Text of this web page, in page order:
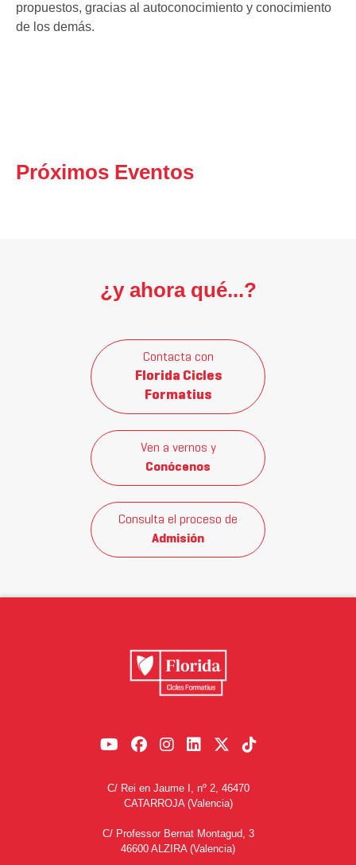
propuestos, gracias al autoconocimiento y conocimiento
de los demás.
Próximos Eventos
¿y ahora qué...?
Contacta con
Florida Cicles
Formatius
Ven a vernos y
Conócenos
Consulta el proceso de
Admisión
C/ Rei en Jaume I, nº 2, 46470
CATARROJA (Valencia)
C/ Professor Bernat Montagud, 3
46600 ALZIRA (Valencia)